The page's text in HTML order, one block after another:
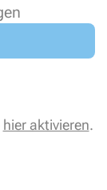
hier aktivieren.